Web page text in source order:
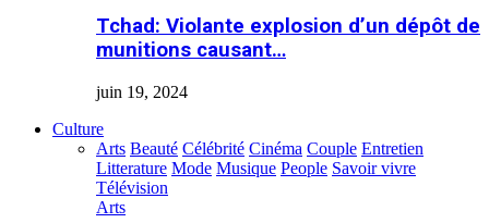
Tchad: Violante explosion d’un dépôt de
munitions causant…
juin 19, 2024
Culture
Arts Beauté Célébrité Cinéma Couple Entretien
Litterature Mode Musique People Savoir vivre
Télévision
Arts